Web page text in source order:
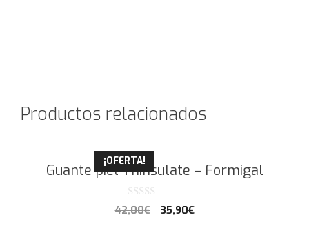
Productos relacionados
¡OFERTA!
Guante piel Thinsulate – Formigal
0
d
42,00€ 35,90€